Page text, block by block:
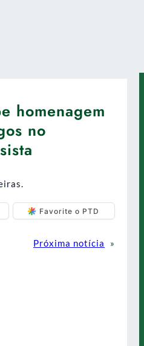
homenagem
no
Favorite o PTD
Próxima notícia
»